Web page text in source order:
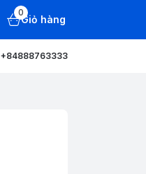
0
Giỏ hàng
+84888763333